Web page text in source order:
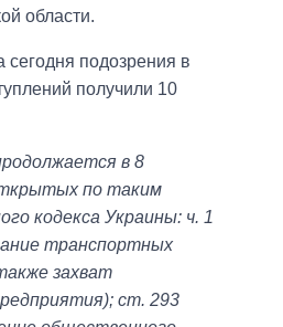
области.
сегодня подозрения в
получили 10
в 8
по таким
кодекса Украины: ч. 1
транспортных
захват
ст. 293